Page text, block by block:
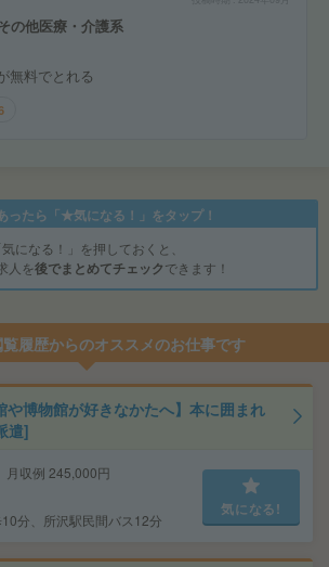
の他医療・介護系
無料でとれる
ったら「★気になる！」をタップ！
気になる！」を押しておくと、
人を後でまとめてチェックできます！
履歴からのオススメのお仕事です
や博物館が好きなかたへ】本に囲まれ
遣]
収例 245,000円
分、所沢駅民間バス12分
気になる!